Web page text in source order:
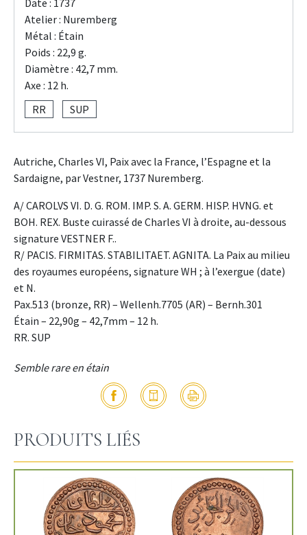
Atelier : Nuremberg
Métal : Étain
Poids : 22,9 g.
Diamètre : 42,7 mm.
Axe : 12 h.
RR
SUP
Autriche, Charles VI, Paix avec la France, l’Espagne et la
Sardaigne, par Vestner, 1737 Nuremberg.
A/ CAROLVS VI. D. G. ROM. IMP. S. A. GERM. HISP. HVNG. et
BOH. REX. Buste cuirassé de Charles VI à droite, au-dessous
signature VESTNER F..
R/ PACIS. FIRMITAS. STABILITAET. AGNITA. La Paix au milieu
des royaumes européens, signature WH ; à l’exergue (date)
et N.
Pax.513 (bronze, RR) – Wellenh.7705 (AR) – Bernh.301
Étain – 22,90g – 42,7mm – 12 h.
RR. SUP
Semble rare en étain
PRODUITS LIÉS